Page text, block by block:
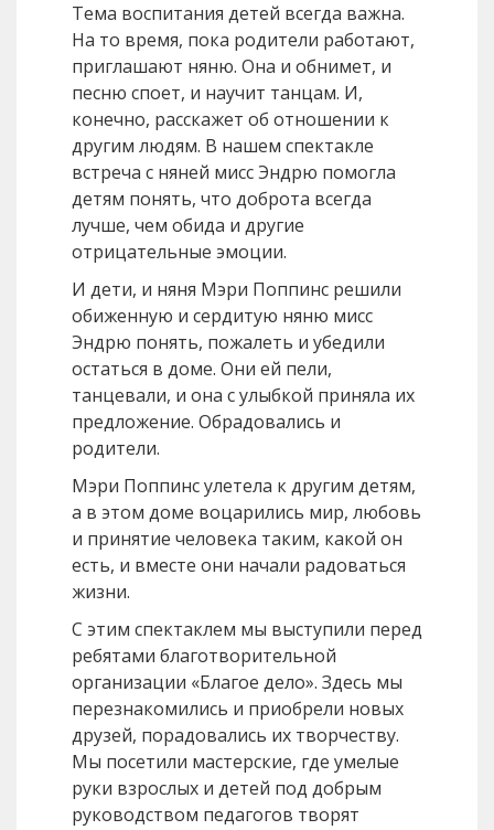
Тема воспитания детей всегда важна.
На то время, пока родители работают,
приглашают няню. Она и обнимет, и
песню споет, и научит танцам. И,
конечно, расскажет об отношении к
другим людям. В нашем спектакле
встреча с няней мисс Эндрю помогла
детям понять, что доброта всегда
лучше, чем обида и другие
отрицательные эмоции.
И дети, и няня Мэри Поппинс решили
обиженную и сердитую няню мисс
Эндрю понять, пожалеть и убедили
остаться в доме. Они ей пели,
танцевали, и она с улыбкой приняла их
предложение. Обрадовались и
родители.
Мэри Поппинс улетела к другим детям,
а в этом доме воцарились мир, любовь
и принятие человека таким, какой он
есть, и вместе они начали радоваться
жизни.
С этим спектаклем мы выступили перед
ребятами благотворительной
организации «Благое дело». Здесь мы
перезнакомились и приобрели новых
друзей, порадовались их творчеству.
Мы посетили мастерские, где умелые
руки взрослых и детей под добрым
руководством педагогов творят